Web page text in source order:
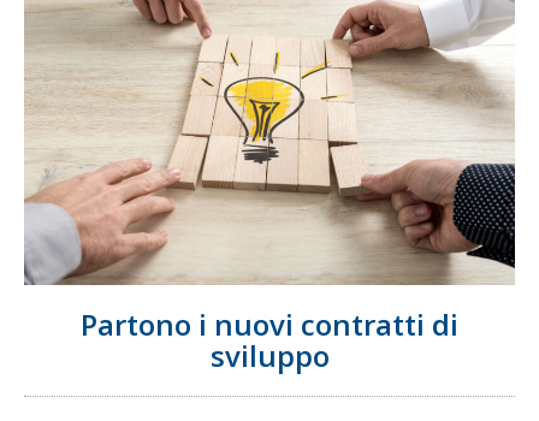
Partono i nuovi contratti di
sviluppo